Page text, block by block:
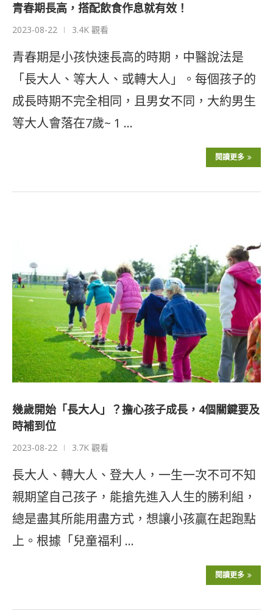
青春期長高，搭配飲食作息就有效！
2023-08-22 3.4K 觀看
青春期是小孩快速長高的時期，中醫說法是
「長大人、等大人、或轉大人」。每個孩子的
成長時期不完全相同，且男女不同，大約男生
等大人會落在7歲~ 1 …
閱讀更多
幾歲開始「長大人」？擔心孩子成長，4個關鍵要及
時補到位
2023-08-22 3.7K 觀看
長大人、轉大人、登大人，一生一次不可不知
親期望自己孩子，能搶先進入人生的勝利組，
總是盡其所能用盡方式，想讓小孩贏在起跑點
上。根據「兒童福利 …
閱讀更多